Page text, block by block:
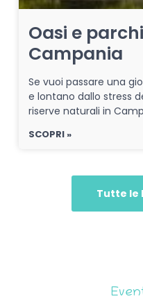
Oasi e
Campania
Se vuoi passare una
e lontano dallo stress
riserve naturali in
SCOPRI »
Tutte le